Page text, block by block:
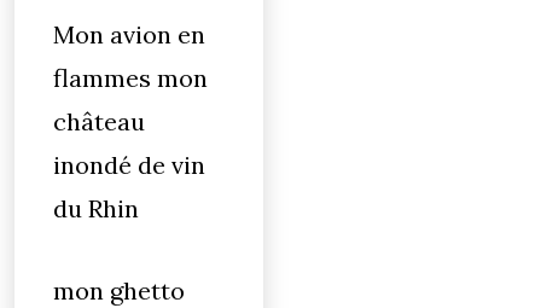
Mon avion en
flammes mon
château
inondé de vin
du Rhin
mon ghetto